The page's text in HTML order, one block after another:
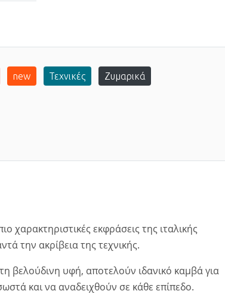
new Τεχνικές Ζυμαρικά
χαρακτηριστικές εκφράσεις της ιταλικής
την ακρίβεια της τεχνικής.
βελούδινη υφή, αποτελούν ιδανικό καμβά για
και να αναδειχθούν σε κάθε επίπεδο.